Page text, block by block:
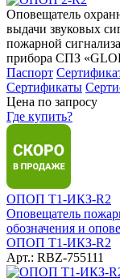
Оповещатель
выдачи звуковых
пожарной
прибора СПЗ
Паспорт
Сертификаты
Цена по запросу
Где купить?
ОПОП Т1-ИКЗ-R2
Оповещатель
обозначения и
ОПОП Т1-ИКЗ-R2
Арт.: RBZ-755111